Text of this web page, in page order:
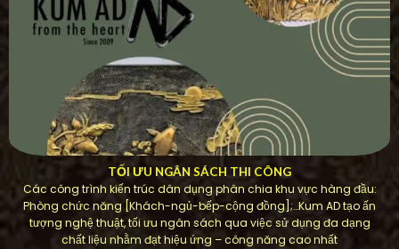
TỐI ƯU NGÂN SÁCH THI CÔNG
Các công trình kiến ​​trúc dân dụng phân chia khu vực hàng đầu:
Phòng chức năng [Khách-ngủ-bếp-cộng đồng];…Kum AD tạo ấn
tượng nghệ thuật, tối ưu ngân sách qua việc sử dụng đa dạng
chất liệu nhằm đạt hiệu ứng – công năng cao nhất